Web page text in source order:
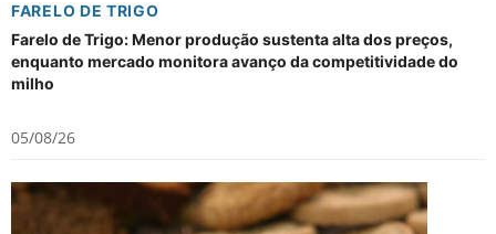
FARELO DE TRIGO
Farelo de Trigo: Menor produção sustenta alta dos preços,
enquanto mercado monitora avanço da competitividade do
milho
05/08/26